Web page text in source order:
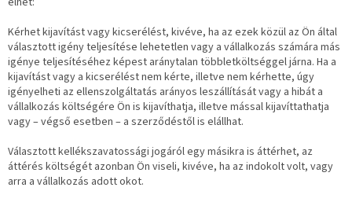
Kérhet kijavítást vagy kicserélést, kivéve, ha az ezek közül az Ön által
választott igény teljesítése lehetetlen vagy a vállalkozás számára más
igénye teljesítéséhez képest aránytalan többletköltséggel járna. Ha a
kijavítást vagy a kicserélést nem kérte, illetve nem kérhette, úgy
igényelheti az ellenszolgáltatás arányos leszállítását vagy a hibát a
vállalkozás költségére Ön is kijavíthatja, illetve mással kijavíttathatja
vagy – végső esetben – a szerződéstől is elállhat.
Választott kellékszavatossági jogáról egy másikra is áttérhet, az
áttérés költségét azonban Ön viseli, kivéve, ha az indokolt volt, vagy
arra a vállalkozás adott okot.